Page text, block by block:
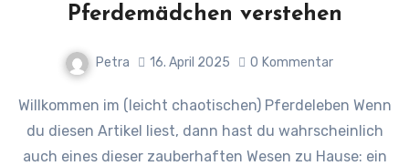
Pferdemädchen verstehen
Petra 16. April 2025 0 Kommentar
Willkommen im (leicht chaotischen) Pferdeleben Wenn
du diesen Artikel liest, dann hast du wahrscheinlich
auch eines dieser zauberhaften Wesen zu Hause: ein